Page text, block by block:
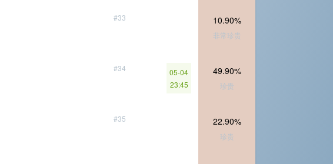
#33 10.90%
非常珍贵
#34
05-04
23:45
49.90%
珍贵
#35 22.90%
珍贵